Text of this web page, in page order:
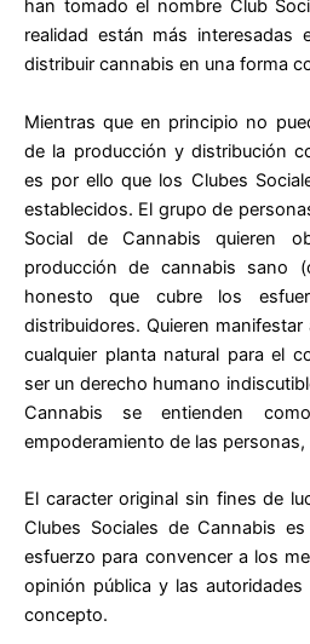
han tomado el nombre Club
realidad están más interesadas
distribuir cannabis en una forma
Mientras que en principio no
de la producción y distribución
es por ello que los Clubes
establecidos. El grupo de
Social de Cannabis quieren
producción de cannabis sano
honesto que cubre los
distribuidores. Quieren
cualquier planta natural para el
ser un derecho humano
Cannabis se entienden
empoderamiento de las
El caracter original sin fines de
Clubes Sociales de Cannabis
esfuerzo para convencer a los
opinión pública y las
concepto.